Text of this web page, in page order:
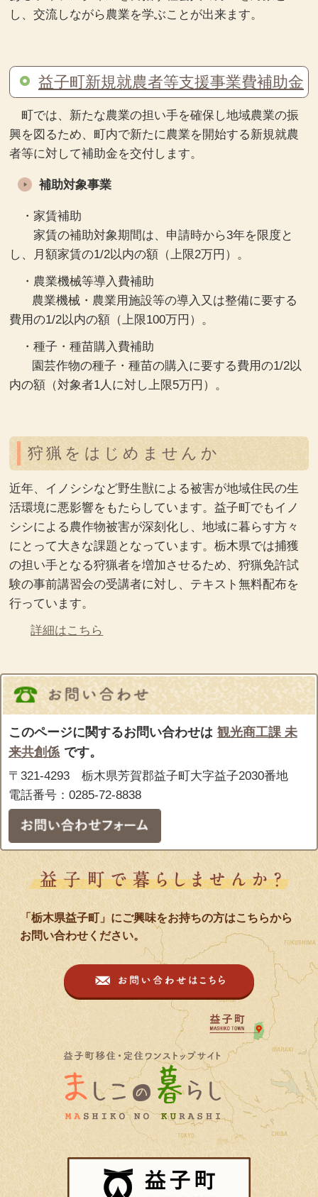
し、交流しながら農業を学ぶことが出来ます。
益子町新規就農者等支援事業費補助金
町では、新たな農業の担い手を確保し地域農業の振
興を図るため、町内で新たに農業を開始する新規就農
者等に対して補助金を交付します。
補助対象事業
・家賃補助
家賃の補助対象期間は、申請時から3年を限度と
し、月額家賃の1/2以内の額（上限2万円）。
・農業機械等導入費補助
農業機械・農業用施設等の導入又は整備に要する
費用の1/2以内の額（上限100万円）。
・種子・種苗購入費補助
園芸作物の種子・種苗の購入に要する費用の1/2以
内の額（対象者1人に対し上限5万円）。
狩猟をはじめませんか
近年、イノシシなど野生獣による被害が地域住民の生
活環境に悪影響をもたらしています。益子町でもイノ
シシによる農作物被害が深刻化し、地域に暮らす方々
にとって大きな課題となっています。栃木県では捕獲
の担い手となる狩猟者を増加させるため、狩猟免許試
験の事前講習会の受講者に対し、テキスト無料配布を
行っています。
詳細はこちら
このページに関するお問い合わせは 観光商工課 未
来共創係 です。
〒321-4293 栃木県芳賀郡益子町大字益子2030番地
電話番号：0285-72-8838
「栃木県益子町」にご興味をお持ちの方はこちらから
お問い合わせください。
益子町移